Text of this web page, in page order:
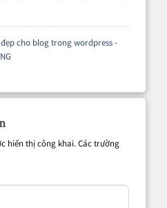
cho blog trong wordpress -
hiển thị công khai.Các trường